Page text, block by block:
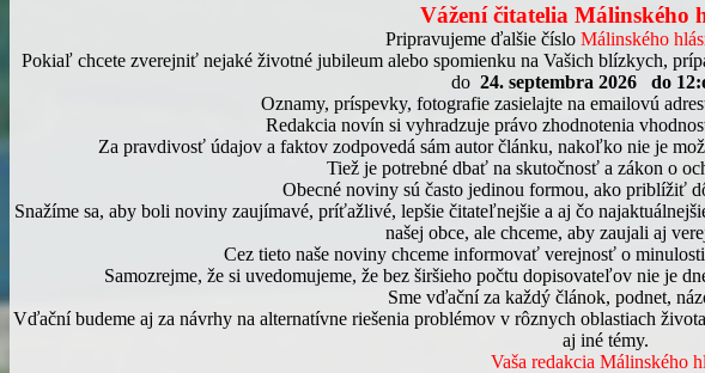
Vážení čitatelia Málinského
Pripravujeme ďalšie číslo Málinského
Pokiaľ chcete zverejniť nejaké životné jubileum alebo spomienku na Vašich blízkych,
do 24. septembra 2026 do
Oznamy, príspevky, fotografie zasielajte na emailovú
Redakcia novín si vyhradzuje právo zhodnotenia
Za pravdivosť údajov a faktov zodpovedá sám autor článku, nakoľko nie je
Tiež je potrebné dbať na skutočnosť a zákon o
Obecné noviny sú často jedinou formou, ako priblížiť
Snažíme sa, aby boli noviny zaujímavé, príťažlivé, lepšie čitateľnejšie a aj čo
našej obce, ale chceme, aby zaujali aj
Cez tieto naše noviny chceme informovať verejnosť o
Samozrejme, že si uvedomujeme, že bez širšieho počtu dopisovateľov nie je
Sme vďační za každý článok, podnet,
Vďační budeme aj za návrhy na alternatívne riešenia problémov v rôznych oblastiach
aj iné témy.
Vaša redakcia Málinského